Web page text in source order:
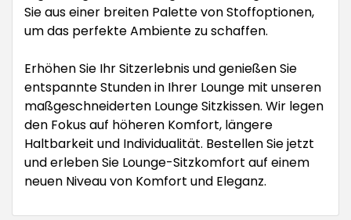
Sie aus einer breiten Palette von Stoffoptionen,
um das perfekte Ambiente zu schaffen.
Erhöhen Sie Ihr Sitzerlebnis und genießen Sie
entspannte Stunden in Ihrer Lounge mit unseren
maßgeschneiderten Lounge Sitzkissen. Wir legen
den Fokus auf höheren Komfort, längere
Haltbarkeit und Individualität. Bestellen Sie jetzt
und erleben Sie Lounge-Sitzkomfort auf einem
neuen Niveau von Komfort und Eleganz.